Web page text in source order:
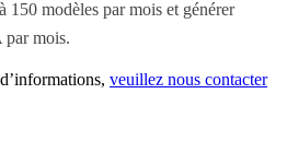
150 modèles par mois et générer
par mois.
veuillez nous contacter